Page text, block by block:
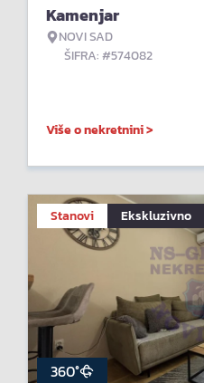
Kamenjar
NOVI SAD
ŠIFRA: #574082
Više o nekretnini >
Stanovi Ekskluzivno
360°